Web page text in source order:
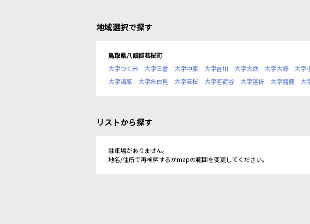
地域選択で探す
鳥取県八頭郡若桜町
大字つく米
大字三倉 大字中原 大字吉川 大字大炊 大字大野 大字
大字湯原
大字糸白見 大字若桜 大字茗荷谷 大字落折 大字諸鹿 大
リストから探す
駐車場がありません。
地名/住所で再検索するかmapの範囲を変更してください。